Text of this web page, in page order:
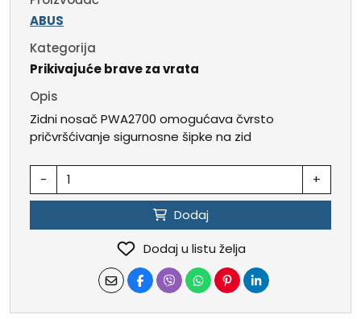
ABUS
Kategorija
Prikivajuće brave za vrata
Opis
Zidni nosač PWA2700 omogućava čvrsto
pričvršćivanje sigurnosne šipke na zid
- +
Dodaj
Dodaj u listu želja